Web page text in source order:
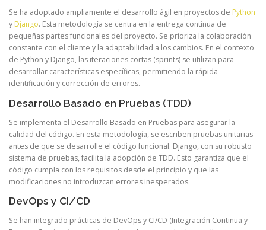
Se ha adoptado ampliamente el desarrollo ágil en proyectos de Python
y Django. Esta metodología se centra en la entrega continua de
pequeñas partes funcionales del proyecto. Se prioriza la colaboración
constante con el cliente y la adaptabilidad a los cambios. En el contexto
de Python y Django, las iteraciones cortas (sprints) se utilizan para
desarrollar características específicas, permitiendo la rápida
identificación y corrección de errores.
Desarrollo Basado en Pruebas (TDD)
Se implementa el Desarrollo Basado en Pruebas para asegurar la
calidad del código. En esta metodología, se escriben pruebas unitarias
antes de que se desarrolle el código funcional. Django, con su robusto
sistema de pruebas, facilita la adopción de TDD. Esto garantiza que el
código cumpla con los requisitos desde el principio y que las
modificaciones no introduzcan errores inesperados.
DevOps y CI/CD
Se han integrado prácticas de DevOps y CI/CD (Integración Continua y